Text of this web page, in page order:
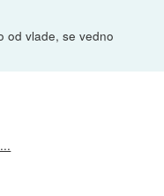
od vlade, se vedno